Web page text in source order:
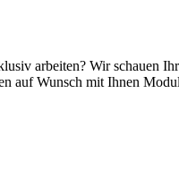
arbeiten? Wir schauen
auf Wunsch mit Ihnen